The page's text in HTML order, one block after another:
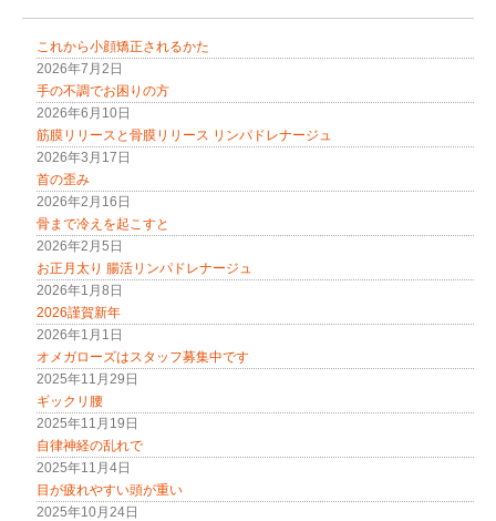
これから小顔矯正されるかた
2026年7月2日
手の不調でお困りの方
2026年6月10日
筋膜リリースと骨膜リリース リンパドレナージュ
2026年3月17日
首の歪み
2026年2月16日
骨まで冷えを起こすと
2026年2月5日
お正月太り 腸活リンパドレナージュ
2026年1月8日
2026謹賀新年
2026年1月1日
オメガローズはスタッフ募集中です
2025年11月29日
ギックリ腰
2025年11月19日
自律神経の乱れで
2025年11月4日
目が疲れやすい頭が重い
2025年10月24日